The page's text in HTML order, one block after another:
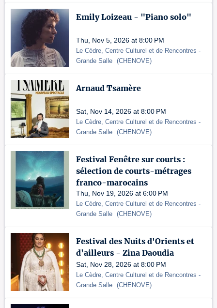
Emily Loizeau - "Piano solo"
Thu, Nov 5, 2026 at 8:00 PM
Le Cèdre, Centre Culturel et de Rencontres -
Grande Salle (CHENOVE)
Arnaud Tsamère
Sat, Nov 14, 2026 at 8:00 PM
Le Cèdre, Centre Culturel et de Rencontres -
Grande Salle (CHENOVE)
Festival Fenêtre sur courts :
sélection de courts-métrages
franco-marocains
Thu, Nov 19, 2026 at 6:00 PM
Le Cèdre, Centre Culturel et de Rencontres -
Grande Salle (CHENOVE)
Festival des Nuits d'Orients et
d'ailleurs - Zina Daoudia
Sat, Nov 28, 2026 at 8:00 PM
Le Cèdre, Centre Culturel et de Rencontres -
Grande Salle (CHENOVE)